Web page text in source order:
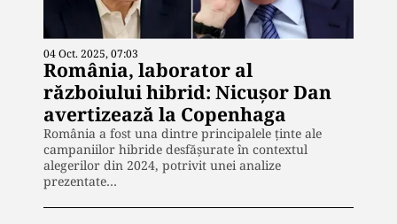
04 Oct. 2025, 07:03
România, laborator al
războiului hibrid: Nicușor Dan
avertizează la Copenhaga
România a fost una dintre principalele ținte ale
campaniilor hibride desfășurate în contextul
alegerilor din 2024, potrivit unei analize
prezentate…